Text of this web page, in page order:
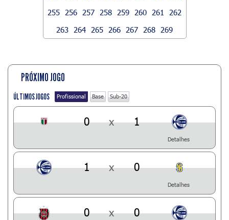
255
256 257 258 259 260 261
262
263
264 265 266 267 268 269
PRÓXIMO JOGO
ÚLTIMOS JOGOS Profissional Base Sub-20
0 x 1
Detalhes
1 x 0
Detalhes
0 x 0